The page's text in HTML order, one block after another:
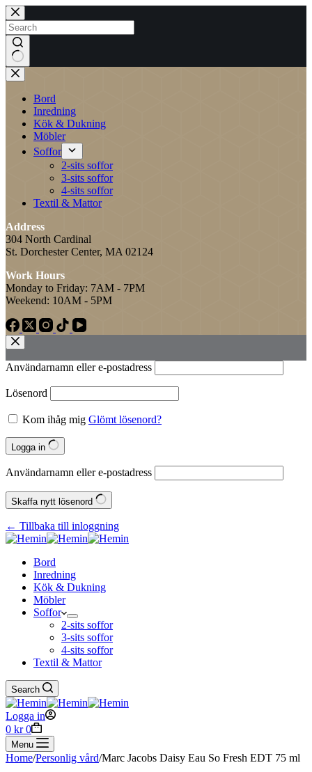
Skip
to
content
No
results
Bord
Inredning
Kök & Dukning
Möbler
Soffor
2-sits soffor
3-sits soffor
4-sits soffor
Textil & Mattor
Address
304 North Cardinal
St. Dorchester Center, MA 02124
Work Hours
Monday to Friday: 7AM - 7PM
Weekend: 10AM - 5PM
Användarnamn eller e‑postadress
Lösenord
Kom ihåg mig Glömt lösenord?
Logga in
Användarnamn eller e‑postadress
Skaffa nytt lösenord
← Tillbaka till inloggning
Bord
Inredning
Kök & Dukning
Möbler
Soffor
2-sits soffor
3-sits soffor
4-sits soffor
Textil & Mattor
Search
Logga in
Shopping
cart
0 kr 0
Menu
Home/Personlig vård/Marc Jacobs Daisy Eau So Fresh EDT 75 ml